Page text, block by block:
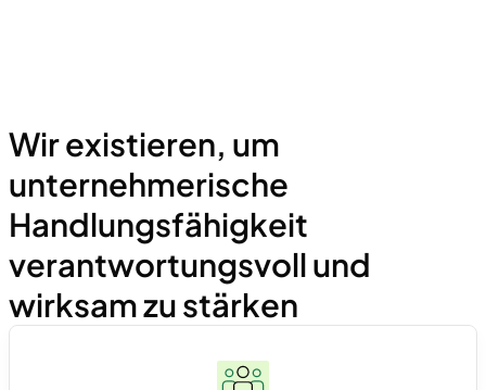
Wir existieren, um
unternehmerische
Handlungsfähigkeit
verantwortungsvoll und
wirksam zu stärken